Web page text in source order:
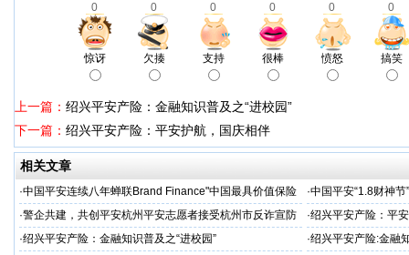
0 0 0 0 0 0
惊讶 欠揍 支持 很棒 愤怒 搞笑
上一篇： 绍兴平安产险：金融知识普及之“进校园”
下一篇： 绍兴平安产险：平安护航，国庆相伴
相关文章
·中国平安连续八年蝉联Brand Finance"中国最具价值保险
品牌"
·中国平安“1.8财神
户体验
·警企共建，共创平安杭州平安志愿者接受杭州市反诈宣防
人才专项培训
·绍兴平安产险：平
·绍兴平安产险：金融知识普及之“进校园” ·绍兴平安产险:金融